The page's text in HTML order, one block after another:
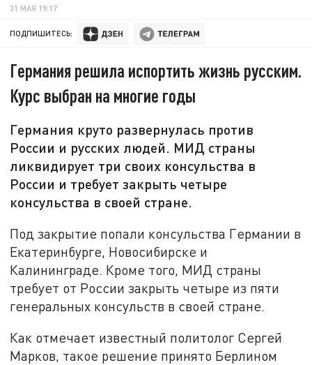
31 МАЯ 19:17
ПОДПИШИТЕСЬ:
Германия решила испортить жизнь русским.
Курс выбран на многие годы
Германия круто развернулась против
России и русских людей. МИД страны
ликвидирует три своих консульства в
России и требует закрыть четыре
консульства в своей стране.
Под закрытие попали консульства Германии в
Екатеринбурге, Новосибирске и
Калининграде. Кроме того, МИД страны
требует от России закрыть четыре из пяти
генеральных консульств в своей стране.
Как отмечает известный политолог Сергей
Марков, такое решение принято Берлином